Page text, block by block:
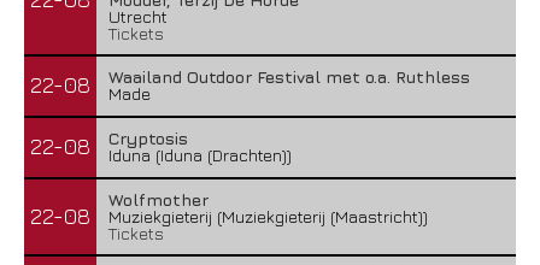
Utrecht
Tickets
22-08
Waailand Outdoor Festival met o.a. Ruthless
Made
22-08
Cryptosis
Iduna (Iduna (Drachten))
22-08
Wolfmother
Muziekgieterij (Muziekgieterij (Maastricht))
Tickets